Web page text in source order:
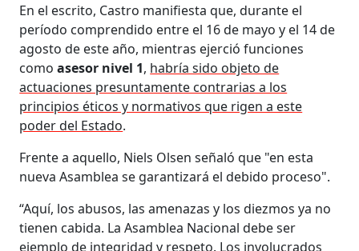
En el escrito, Castro manifiesta que, durante el
período comprendido entre el 16 de mayo y el 14 de
agosto de este año, mientras ejerció funciones
comoasesor nivel 1, habría sido objeto de
actuaciones presuntamente contrarias a los
principios éticos y normativos que rigen a este
poder del Estado.
Frente a aquello, Niels Olsen señaló que "en esta
nueva Asamblea se garantizará el debido proceso".
“Aquí, los abusos, las amenazas y los diezmos ya no
tienen cabida. La Asamblea Nacional debe ser
ejemplo de integridad y respeto. Los involucrados